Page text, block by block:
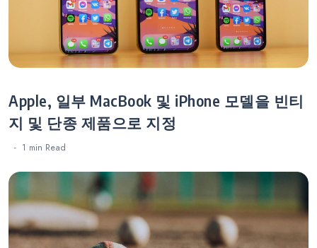
Apple, 일부 MacBook 및 iPhone 모델을 빈티
지 및 단종 제품으로 지정
1 min Read